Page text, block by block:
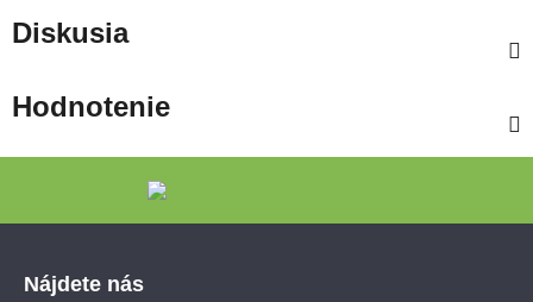
Diskusia
Hodnotenie
Nájdete nás